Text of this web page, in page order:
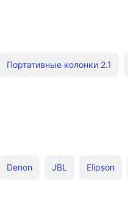
Портативные колонки 2.1
Denon JBL Elipson